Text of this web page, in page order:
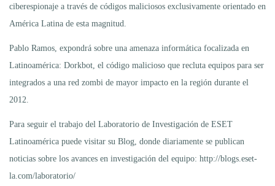
ciberespionaje a través de códigos maliciosos exclusivamente orientado en
América Latina de esta magnitud.
Pablo Ramos, expondrá sobre una amenaza informática focalizada en
Latinoamérica: Dorkbot, el código malicioso que recluta equipos para ser
integrados a una red zombi de mayor impacto en la región durante el
2012.
Para seguir el trabajo del Laboratorio de Investigación de ESET
Latinoamérica puede visitar su Blog, donde diariamente se publican
noticias sobre los avances en investigación del equipo: http://blogs.eset-
la.com/laboratorio/